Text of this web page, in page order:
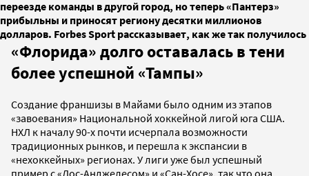
переезде команды в другой город, но теперь «Пантерз»
прибыльны и приносят региону десятки миллионов
долларов. Forbes Sport рассказывает, как же так получилось
«Флорида» долго оставалась в тени
более успешной «Тампы»
Создание франшизы в Майами было одним из этапов
«завоевания» Национальной хоккейной лигой юга США.
НХЛ к началу 90-х почти исчерпала возможности
традиционных рынков, и перешла к экспансии в
«нехоккейных» регионах. У лиги уже был успешный
пример с «Лос-Анджелесом» и «Сан-Хосе», так что она